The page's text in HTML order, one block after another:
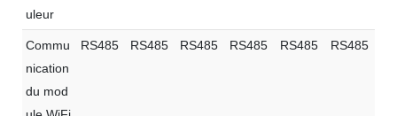
uleur
Commu
nication
du mod
RS485 RS485 RS485 RS485 RS485 RS485